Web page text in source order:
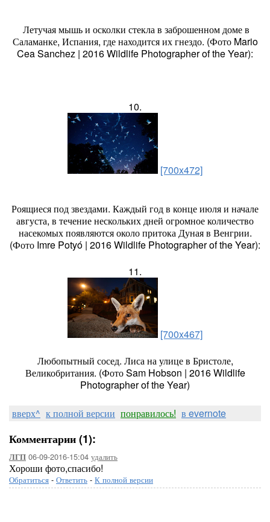
Летучая мышь и осколки стекла в заброшенном доме в
Саламанке, Испания, где находится их гнездо. (Фото Mario
Cea Sanchez | 2016 Wildlife Photographer of the Year):
10.
[700x472]
Роящиеся под звездами. Каждый год в конце июля и начале
августа, в течение нескольких дней огромное количество
насекомых появляются около притока Дуная в Венгрии.
(Фото Imre Potyó | 2016 Wildlife Photographer of the Year):
11.
[700x467]
Любопытный сосед. Лиса на улице в Бристоле,
Великобритания. (Фото Sam Hobson | 2016 Wildlife
Photographer of the Year)
вверх^ к полной версии понравилось! в evernote
Комментарии (1):
ЛГП 06-09-2016-15:04 удалить
Хороши фото,спасибо!
Обратиться - Ответить - К полной версии